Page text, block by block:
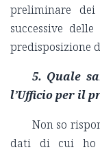
preliminare
successive
predisposizione
5. Quale
l’Ufficio per il
Non so
dati di cui ho